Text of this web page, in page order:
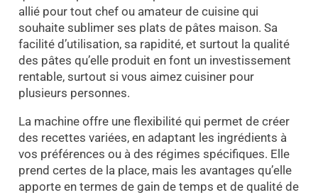
allié pour tout chef ou amateur de cuisine qui
souhaite sublimer ses plats de pâtes maison. Sa
facilité d’utilisation, sa rapidité, et surtout la qualité
des pâtes qu’elle produit en font un investissement
rentable, surtout si vous aimez cuisiner pour
plusieurs personnes.
La machine offre une flexibilité qui permet de créer
des recettes variées, en adaptant les ingrédients à
vos préférences ou à des régimes spécifiques. Elle
prend certes de la place, mais les avantages qu’elle
apporte en termes de gain de temps et de qualité de